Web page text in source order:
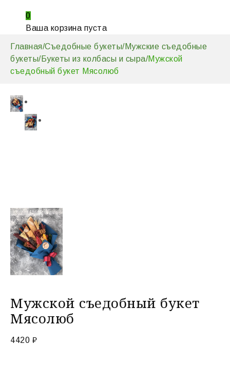
0
Ваша корзина пуста
Главная/Съедобные букеты/Мужские съедобные
букеты/Букеты из колбасы и сыра/Мужской
съедобный букет Мясолюб
Мужской съедобный букет
Мясолюб
4420 ₽